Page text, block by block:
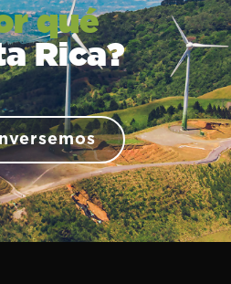
qué
Rica?